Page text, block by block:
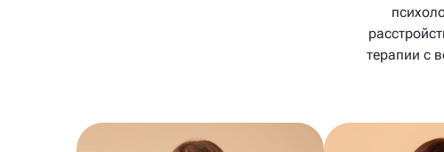
терапии с